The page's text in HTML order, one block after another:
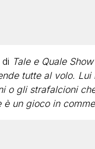
Tale e Quale Show
tutte al volo.
o gli strafalcioni
è un gioco in